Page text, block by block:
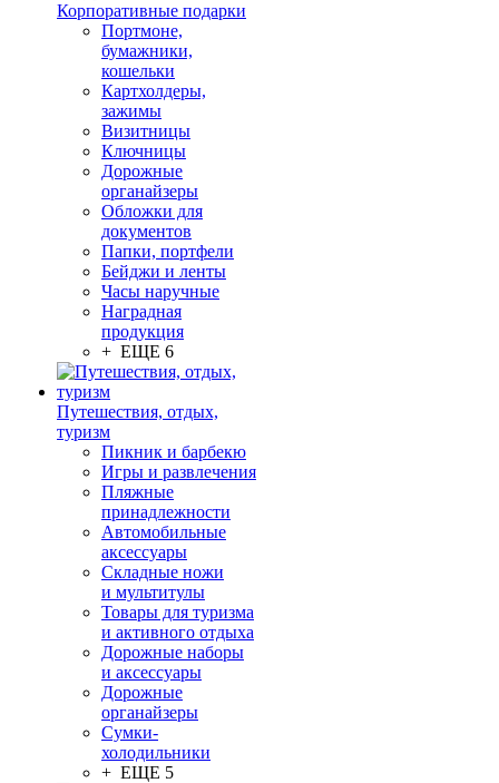
Корпоративные подарки
Портмоне,
бумажники,
кошельки
Картхолдеры,
зажимы
Визитницы
Ключницы
Дорожные
органайзеры
Обложки для
документов
Папки, портфели
Бейджи и ленты
Часы наручные
Наградная
продукция
+ ЕЩЕ 6
Путешествия, отдых,
туризм
Пикник и барбекю
Игры и развлечения
Пляжные
принадлежности
Автомобильные
аксессуары
Складные ножи
и мультитулы
Товары для туризма
и активного отдыха
Дорожные наборы
и аксессуары
Дорожные
органайзеры
Сумки-
холодильники
+ ЕЩЕ 5